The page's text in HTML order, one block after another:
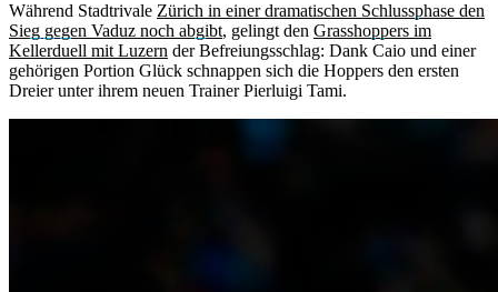
Während Stadtrivale Zürich in einer dramatischen Schlussphase den
Sieg gegen Vaduz noch abgibt, gelingt den Grasshoppers im
Kellerduell mit Luzern der Befreiungsschlag: Dank Caio und einer
gehörigen Portion Glück schnappen sich die Hoppers den ersten
Dreier unter ihrem neuen Trainer Pierluigi Tami.